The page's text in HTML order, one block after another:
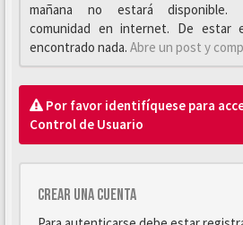
mañana no estará disponible.
comunidad en internet. De estar
encontrado nada. Abre un post y
Por favor identifíquese para
Control de Usuario
Crear una cuenta